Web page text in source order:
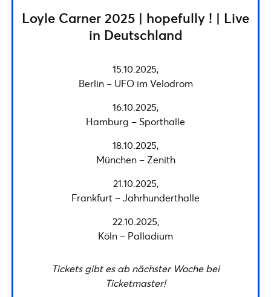
Loyle Carner 2025 | hopefully ! | Live
in Deutschland
15.10.2025,
Berlin – UFO im Velodrom
16.10.2025,
Hamburg – Sporthalle
18.10.2025,
München – Zenith
21.10.2025,
Frankfurt – Jahrhunderthalle
22.10.2025,
Köln – Palladium
Tickets gibt es ab nächster Woche bei
Ticketmaster!